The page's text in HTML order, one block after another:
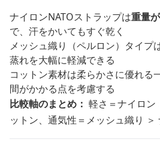
ナイロンNATOストラップは重量
で、汗をかいてもすぐ乾く
メッシュ織り（ペルロン）タイプ
蒸れを大幅に軽減できる
コットン素材は柔らかさに優れる
間がかかる点を考慮する
比較軸のまとめ： 軽さ＝ナイロン
ットン、通気性＝メッシュ織り ＞